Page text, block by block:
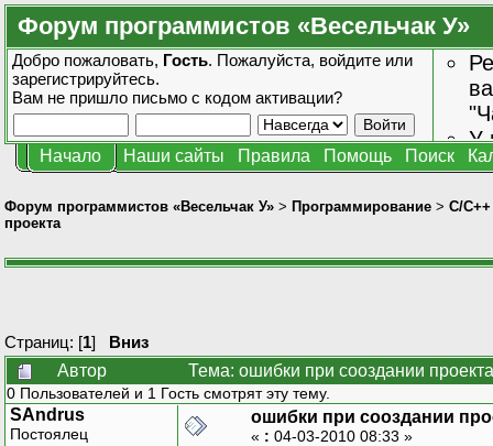
Форум программистов «Весельчак У»
Добро пожаловать, Гость. Пожалуйста, войдите или
зарегистрируйтесь.
Вам не пришло письмо с кодом активации?
У
Начало Наши сайты Правила Помощь Поиск
Форум программистов «Весельчак У» > Программирование > C/C++
проекта
Страниц: [1] Вниз
Автор
Тема: ошибки при сооздании
0 Пользователей и 1 Гость смотрят эту тему.
SAndrus
Постоялец
ошибки при сооздании
« : 04-03-2010 08:33 »